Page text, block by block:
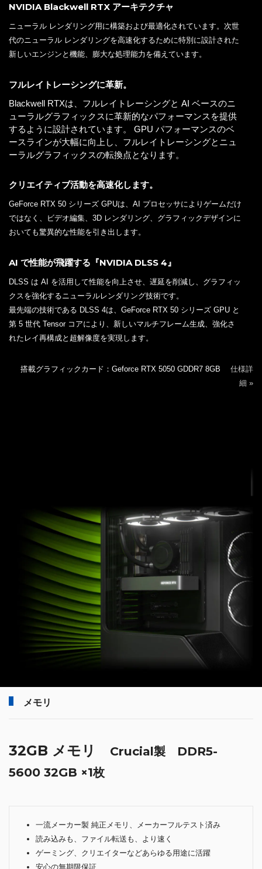
NVIDIA Blackwell RTX アーキテクチャ
ニューラル レンダリング用に構築および最適化されています。次世
代のニューラル レンダリングを高速化するために特別に設計された
新しいエンジンと機能、膨大な処理能力を備えています。
フルレイトレーシングに革新。
Blackwell RTXは、フルレイトレーシングと AI ベースのニ
ューラルグラフィックスに革新的なパフォーマンスを提供
するように設計されています。 GPU パフォーマンスのベ
ースラインが大幅に向上し、フルレイトレーシングとニュ
ーラルグラフィックスの転換点となります。
クリエイティブ活動を高速化します。
GeForce RTX 50 シリーズ GPUは、AI プロセッサによりゲームだけ
ではなく、ビデオ編集、3D レンダリング、グラフィックデザインに
おいても驚異的な性能を引き出します。
AI で性能が飛躍する『NVIDIA DLSS 4』
DLSS は AI を活用して性能を向上させ、遅延を削減し、グラフィッ
クスを強化するニューラルレンダリング技術です。
最先端の技術である DLSS 4は、GeForce RTX 50 シリーズ GPU と
第 5 世代 Tensor コアにより、新しいマルチフレーム生成、強化さ
れたレイ再構成と超解像度を実現します。
搭載グラフィックカード：Geforce RTX 5050 GDDR7 8GB 仕様詳
細 »
メモリ
32GB メモリ
Crucial製 DDR5-
5600 32GB ×1枚
一流メーカー製 純正メモリ、メーカーフルテスト済み
読み込みも、ファイル転送も、より速く
ゲーミング、クリエイターなどあらゆる用途に活躍
安心の無期限保証